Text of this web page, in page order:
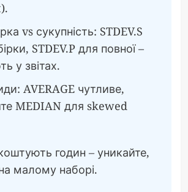
vs сукупність: STDEV.S
STDEV.P для повної –
у звітах.
AVERAGE чутливе,
MEDIAN для skewed
годин – уникайте,
малому наборі.